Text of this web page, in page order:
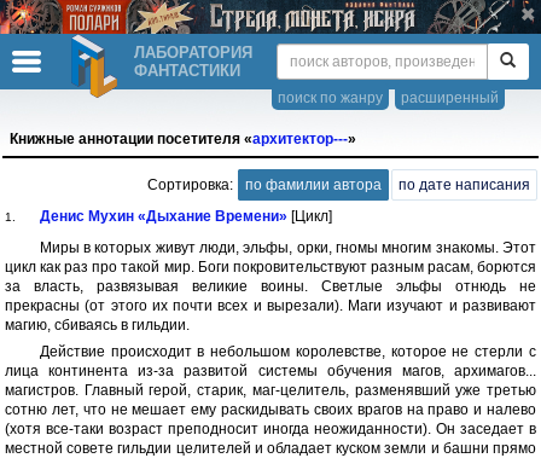
ЛАБОРАТОРИЯ
ФАНТАСТИКИ
расширенный
поиск по жанру
Книжные аннотации посетителя «архитектор---»
Сортировка: по фамилии автора по дате написания
1. Денис Мухин «Дыхание Времени» [Цикл]
Миры в которых живут люди, эльфы, орки, гномы многим знакомы. Этот
цикл как раз про такой мир. Боги покровительствуют разным расам, борются
за власть, развязывая великие воины. Светлые эльфы отнюдь не
прекрасны (от этого их почти всех и вырезали). Маги изучают и развивают
магию, сбиваясь в гильдии.
Действие происходит в небольшом королевстве, которое не стерли с
лица континента из-за развитой системы обучения магов, архимагов...
магистров. Главный герой, старик, маг-целитель, разменявший уже третью
сотню лет, что не мешает ему раскидывать своих врагов на право и налево
(хотя все-таки возраст преподносит иногда неожиданности). Он заседает в
местной совете гильдии целителей и обладает куском земли и башни прямо